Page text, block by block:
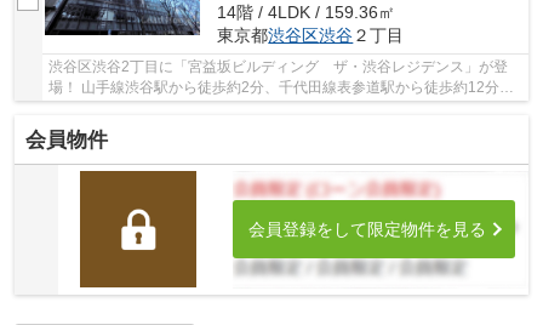
14階 / 4LDK / 159.36㎡
東京都渋谷区渋谷２丁目
渋谷区渋谷2丁目に「宮益坂ビルディング ザ・渋谷レジデンス」が登
場！ 山手線渋谷駅から徒歩約2分、千代田線表参道駅から徒歩約12分、
会員物件
会員登録をして限定物件を見る